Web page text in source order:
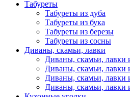
Табуреты
Табуреты из дуба
Табуреты из бука
Табуреты из березы
Табуреты из сосны
Диваны, скамьи, лавки
Диваны, скамьи, лавки
Диваны, скамьи, лавки
Диваны, скамьи, лавки
Диваны, скамьи, лавки